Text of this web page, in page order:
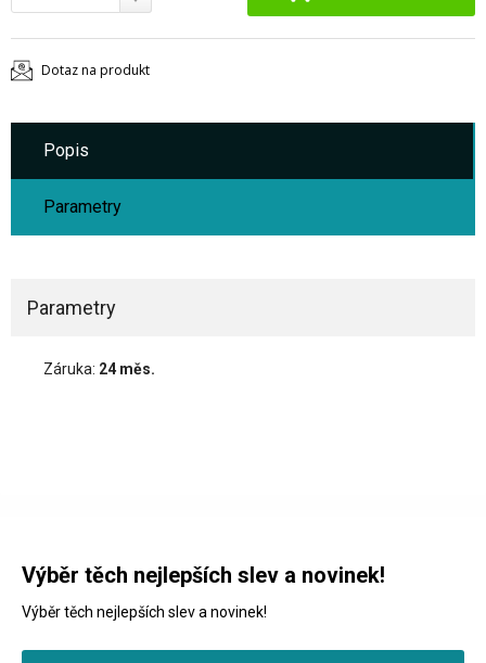
Dotaz na produkt
Popis
Parametry
Parametry
Záruka: 24 měs.
Výběr těch nejlepších slev a novinek!
Výběr těch nejlepších slev a novinek!